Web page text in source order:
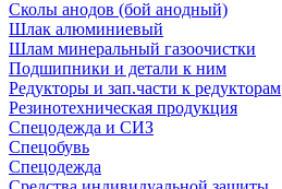
Сколы анодов (бой анодный)
Шлак алюминиевый
Шлам минеральный газоочистки
Подшипники и детали к ним
Редукторы и зап.части к редукторам
Резинотехническая продукция
Спецодежда и СИЗ
Спецобувь
Спецодежда